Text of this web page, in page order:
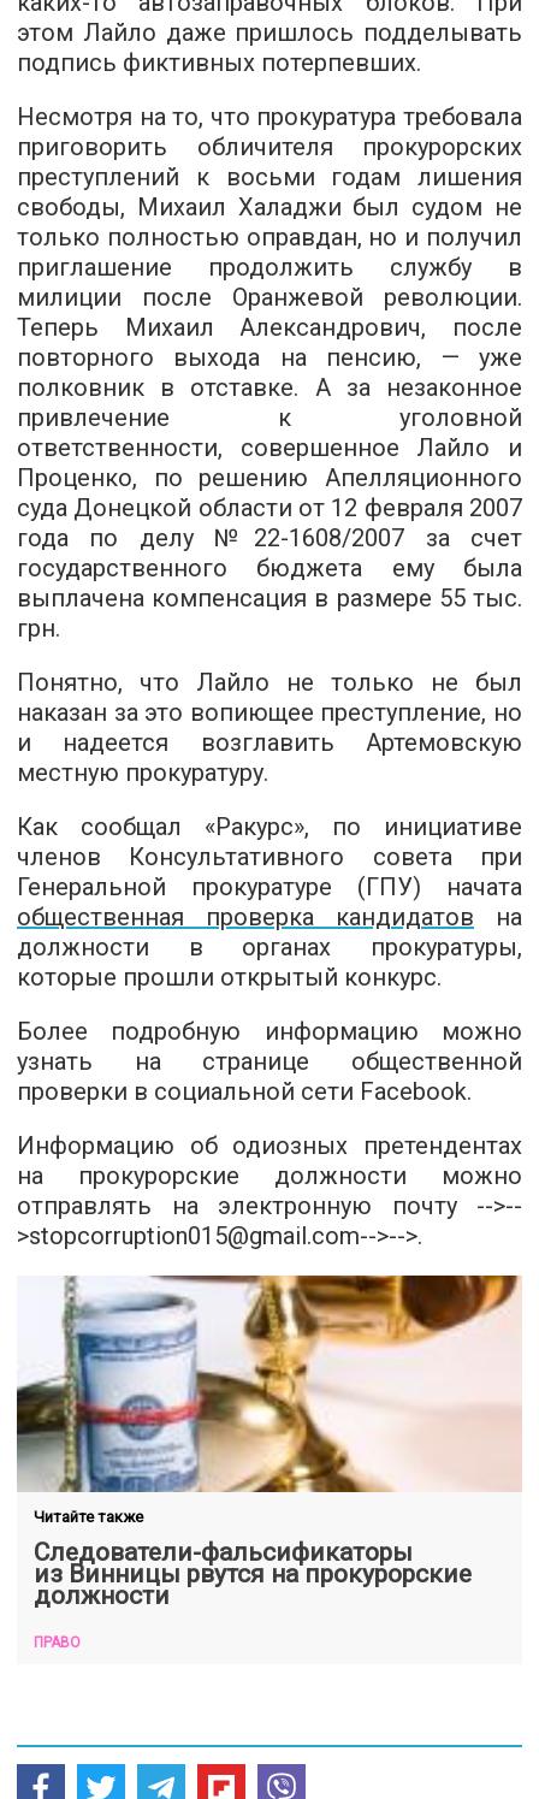
этом Лайло даже пришлось подделывать
подпись фиктивных потерпевших.
Несмотря на то, что прокуратура требовала
приговорить обличителя прокурорских
преступлений к восьми годам лишения
свободы, Михаил Халаджи был судом не
только полностью оправдан, но и получил
приглашение продолжить службу в
милиции после Оранжевой революции.
Теперь Михаил Александрович, после
повторного выхода на пенсию, — уже
полковник в отставке. А за незаконное
привлечение к уголовной
ответственности, совершенное Лайло и
Проценко, по решению Апелляционного
суда Донецкой области от 12 февраля 2007
года по делу №22-1608/2007 за счет
государственного бюджета ему была
выплачена компенсация в размере 55 тыс.
грн.
Понятно, что Лайло не только не был
наказан за это вопиющее преступление, но
и надеется возглавить Артемовскую
местную прокуратуру.
Как сообщал «Ракурc», по инициативе
членов Консультативного совета при
Генеральной прокуратуре (ГПУ) начата
общественная проверка кандидатов на
должности в органах прокуратуры,
которые прошли открытый конкурс.
Более подробную информацию можно
узнать на странице общественной
проверки в социальной сети Facebook.
Информацию об одиозных претендентах
на прокурорские должности можно
отправлять на электронную почту -->--
>stopcorruption015@gmail.com-->-->.
Читайте также
Следователи-фальсификаторы
из Винницы рвутся на прокурорские
должности
ПРАВО